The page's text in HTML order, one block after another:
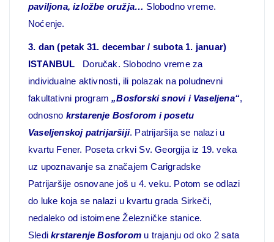
paviljona, izložbe oružja… Slobodno vreme.
Noćenje.
3. dan (petak 31. decembar / subota 1. januar)
ISTANBUL Doručak. Slobodno vreme za
individualne aktivnosti, ili polazak na poludnevni
fakultativni program„Bosforski snovi i Vaseljena“,
odnosno krstarenje Bosforom i posetu
Vaseljenskoj patrijaršiji. Patrijaršija se nalazi u
kvartu Fener. Poseta crkvi Sv. Georgija iz 19. veka
uz upoznavanje sa značajem Carigradske
Patrijaršije osnovane još u 4. veku. Potom se odlazi
do luke koja se nalazi u kvartu grada Sirkeči,
nedaleko od istoimene Železničke stanice.
Sledikrstarenje Bosforom u trajanju od oko 2 sata